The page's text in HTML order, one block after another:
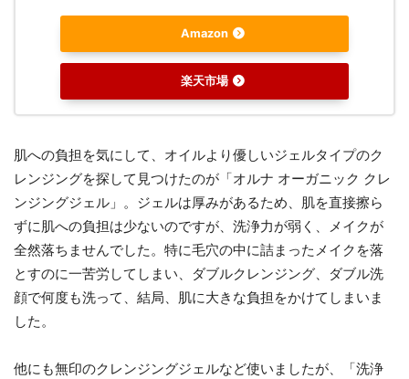
Amazon
楽天市場
肌への負担を気にして、オイルより優しいジェルタイプのク
レンジングを探して見つけたのが「オルナ オーガニック クレ
ンジングジェル」。ジェルは厚みがあるため、肌を直接擦ら
ずに肌への負担は少ないのですが、洗浄力が弱く、メイクが
全然落ちませんでした。特に毛穴の中に詰まったメイクを落
とすのに一苦労してしまい、ダブルクレンジング、ダブル洗
顔で何度も洗って、結局、肌に大きな負担をかけてしまいま
した。
他にも無印のクレンジングジェルなど使いましたが、「洗浄